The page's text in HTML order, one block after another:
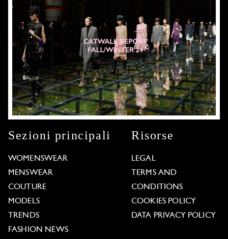
Sezioni principali
WOMENSWEAR
MENSWEAR
COUTURE
MODELS
TRENDS
FASHION NEWS
Risorse
LEGAL
TERMS AND
CONDITIONS
COOKIES POLICY
DATA PRIVACY POLICY